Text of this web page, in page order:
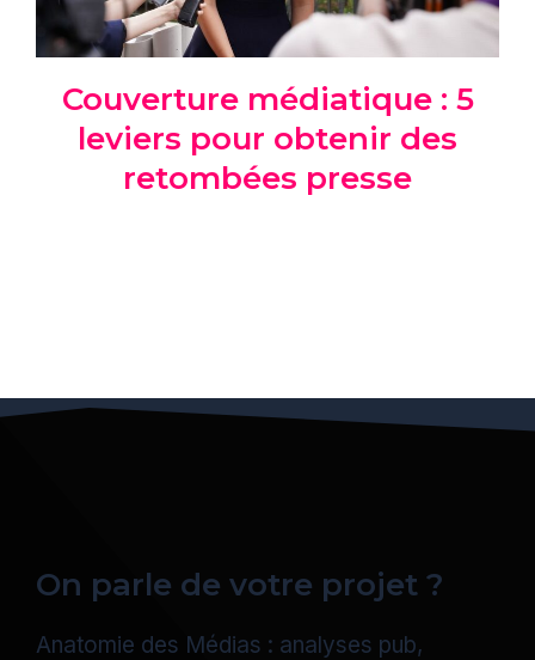
Couverture médiatique : 5
leviers pour obtenir des
retombées presse
On parle de votre projet ?
Anatomie des Médias : analyses pub,